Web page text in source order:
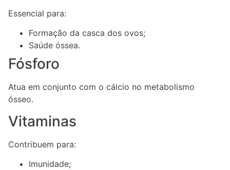
Essencial para:
Formação da casca dos ovos;
Saúde óssea.
Fósforo
Atua em conjunto com o cálcio no metabolismo
ósseo.
Vitaminas
Contribuem para:
Imunidade;